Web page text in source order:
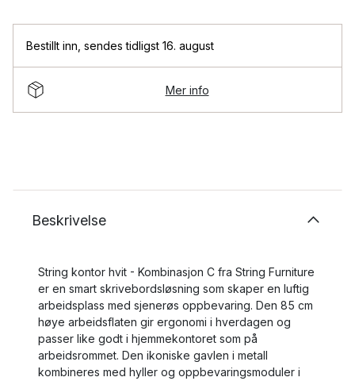
Bestillt inn sendes tidligst 16. august
Mer info
Beskrivelse
String kontor hvit - Kombinasjon C fra String Furniture
er en smart skrivebordsløsning som skaper en luftig
arbeidsplass med sjenerøs oppbevaring. Den 85 cm
høye arbeidsflaten gir ergonomi i hverdagen og
passer like godt i hjemmekontoret som på
arbeidsrommet. Den ikoniske gavlen i metall
kombineres med hyller og oppbevaringsmoduler i